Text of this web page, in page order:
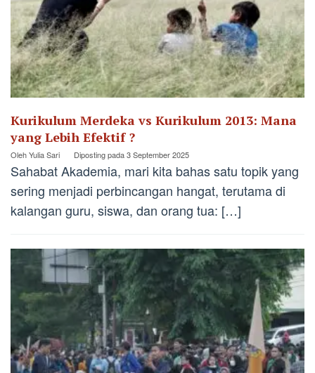
Kurikulum Merdeka vs Kurikulum 2013: Mana
yang Lebih Efektif ?
OlehYulia Sari Diposting pada3 September 2025
Sahabat Akademia, mari kita bahas satu topik yang
sering menjadi perbincangan hangat, terutama di
kalangan guru, siswa, dan orang tua: […]